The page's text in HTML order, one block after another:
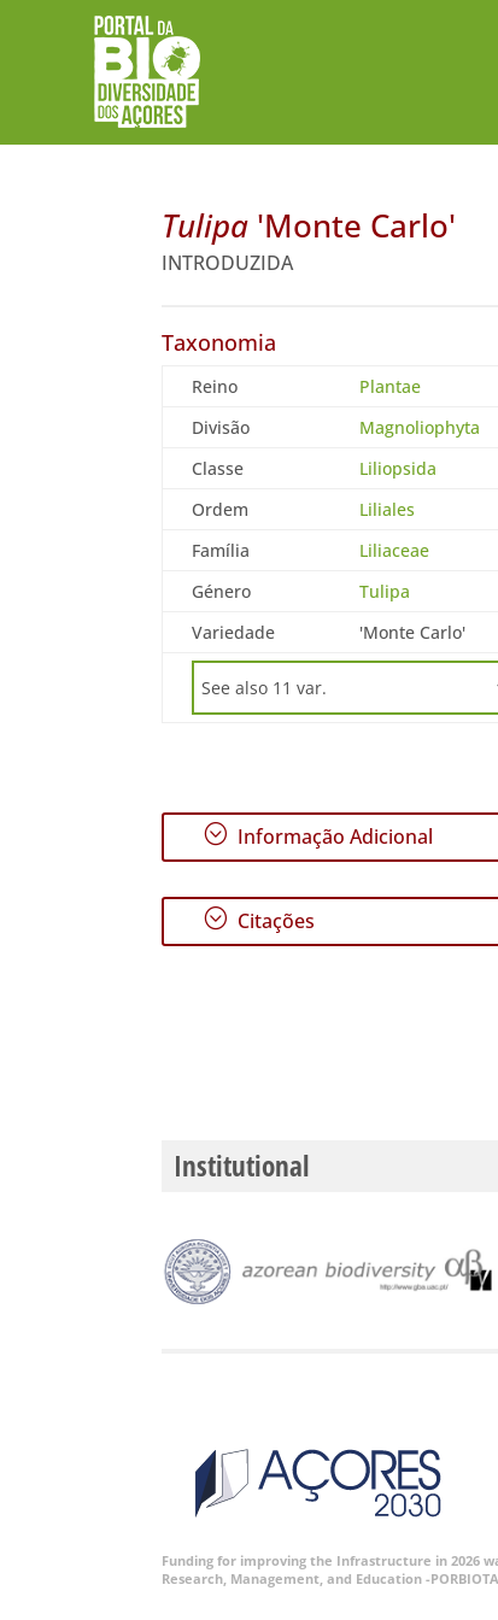
Tulipa 'Monte Carlo'
INTRODUZIDA
Taxonomia
Reino
Plantae
Divisão
Magnoliophyta
Classe
Liliopsida
Ordem
Liliales
Família
Liliaceae
Género
Tulipa
Variedade
'Monte Carlo'
; Informação Adicional
; Citações
Institutional
Funding for improving the Infrastructure in 2026
Research, Management, and Education -PORBIOTA”